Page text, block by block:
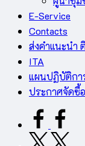
E-Service
Contacts
ส่งคำแนะนำ
ITA
แผนปฏิบัติกา
ประกาศจัดซื้
facebook.com
twitter.com